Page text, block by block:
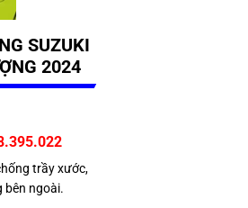
SUZUKI
2024
trầy xước,
bên ngoài.